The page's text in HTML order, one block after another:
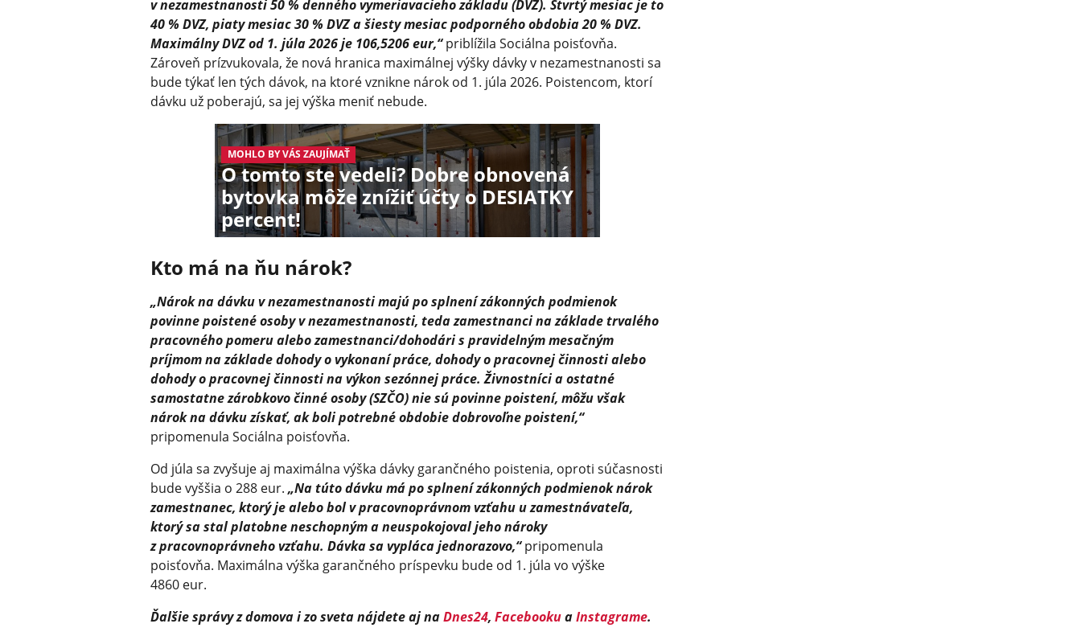
v nezamestnanosti 50 % denného vymeriavacieho základu (DVZ). Štvrtý mesiac je to
40 % DVZ, piaty mesiac 30 % DVZ a šiesty mesiac podporného obdobia 20 % DVZ.
Maximálny DVZ od 1. júla 2026 je 106,5206 eur,“priblížila Sociálna poisťovňa.
Zároveň prízvukovala, že nová hranica maximálnej výšky dávky v nezamestnanosti sa
bude týkať len tých dávok, na ktoré vznikne nárok od 1. júla 2026. Poistencom, ktorí
dávku už poberajú, sa jej výška meniť nebude.
MOHLO BY VÁS ZAUJÍMAŤ
O tomto ste vedeli? Dobre obnovená
bytovka môže znížiť účty o DESIATKY
percent!
Kto má na ňu nárok?
„Nárok na dávku v nezamestnanosti majú po splnení zákonných podmienok
povinne poistené osoby v nezamestnanosti, teda zamestnanci na základe trvalého
pracovného pomeru alebo zamestnanci/do­hodári s pravidelným mesačným
príjmom na základe dohody o vykonaní práce, dohody o pracovnej činnosti alebo
dohody o pracovnej činnosti na výkon sezónnej práce. Živnostníci a ostatné
samostatne zárobkovo činné osoby (SZČO) nie sú povinne poistení, môžu však
nárok na dávku získať, ak boli potrebné obdobie dobrovoľne poistení,“
pripomenula Sociálna poisťovňa.
Od júla sa zvyšuje aj maximálna výška dávky garančného poistenia, oproti súčasnosti
bude vyššia o 288 eur. „Na túto dávku má po splnení zákonných podmienok nárok
zamestnanec, ktorý je alebo bol v pracovnoprávnom vzťahu u zamestnávateľa,
ktorý sa stal platobne neschopným a neuspokojoval jeho nároky
z pracovnoprávneho vzťahu. Dávka sa vypláca jednorazovo,“pripomenula
poisťovňa. Maximálna výška garančného príspevku bude od 1. júla vo výške
4860 eur.
Ďalšie správy z domova i zo sveta nájdete aj naDnes24, FacebookuaInstagrame.